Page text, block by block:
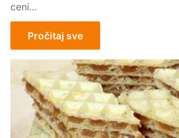
ceni…
Pročitaj sve